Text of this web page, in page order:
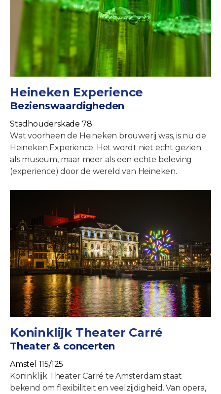
Heineken Experience
Bezienswaardigheden
Stadhouderskade 78
Wat voorheen de Heineken brouwerij was, is nu de
Heineken Experience. Het wordt niet echt gezien
als museum, maar meer als een echte beleving
(experience) door de wereld van Heineken.
Koninklijk Theater Carré
Theater & concerten
Amstel 115/125
Koninklijk Theater Carré te Amsterdam staat
bekend om flexibiliteit en veelzijdigheid. Van opera,